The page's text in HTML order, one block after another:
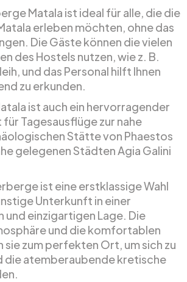
Matala ist ideal für alle, die die
erleben möchten, ohne das
Die Gäste können die vielen
des Hostels nutzen, wie z. B.
und das Personal hilft Ihnen
zu erkunden.
ist auch ein hervorragender
Tagesausflüge zur nahe
Stätte von Phaestos
gelegenen Städten Agia Galini
ist eine erstklassige Wahl
Unterkunft in einer
und einzigartigen Lage. Die
und die komfortablen
sie zum perfekten Ort, um sich zu
die atemberaubende kretische